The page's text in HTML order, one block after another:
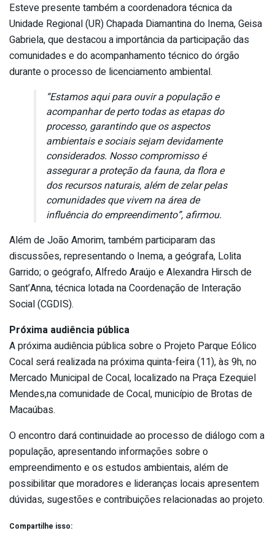
Esteve presente também a coordenadora técnica da
Unidade Regional (UR) Chapada Diamantina do Inema, Geisa
Gabriela, que destacou a importância da participação das
comunidades e do acompanhamento técnico do órgão
durante o processo de licenciamento ambiental.
“Estamos aqui para ouvir a população e
acompanhar de perto todas as etapas do
processo, garantindo que os aspectos
ambientais e sociais sejam devidamente
considerados. Nosso compromisso é
assegurar a proteção da fauna, da flora e
dos recursos naturais, além de zelar pelas
comunidades que vivem na área de
influência do empreendimento”, afirmou.
Além de João Amorim, também participaram das
discussões, representando o Inema, a geógrafa, Lolita
Garrido; o geógrafo, Alfredo Araújo e Alexandra Hirsch de
Sant’Anna, técnica lotada na Coordenação de Interação
Social (CGDIS).
Próxima audiência pública
A próxima audiência pública sobre o Projeto Parque Eólico
Cocal será realizada na próxima quinta-feira (11), às 9h, no
Mercado Municipal de Cocal, localizado na Praça Ezequiel
Mendes,na comunidade de Cocal, município de Brotas de
Macaúbas.
O encontro dará continuidade ao processo de diálogo com a
população, apresentando informações sobre o
empreendimento e os estudos ambientais, além de
possibilitar que moradores e lideranças locais apresentem
dúvidas, sugestões e contribuições relacionadas ao projeto.
Compartilhe isso: